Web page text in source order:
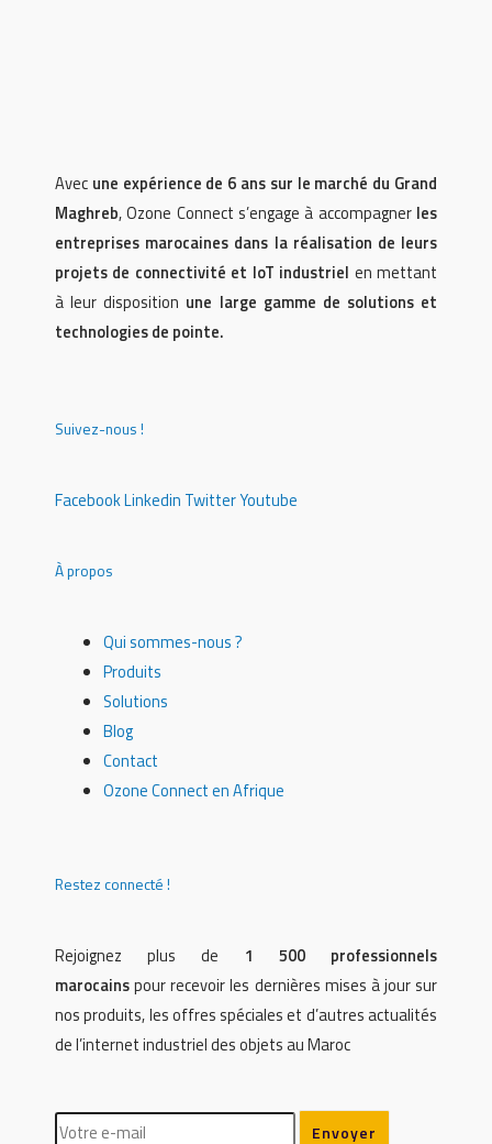
Avec une expérience de 6 ans sur le marché du Grand
Maghreb, Ozone Connect s’engage à accompagner les
entreprises marocaines dans la réalisation de leurs
projets de connectivité et IoT industriel en mettant
à leur disposition une large gamme de solutions et
technologies de pointe.
Suivez-nous !
FacebookLinkedin TwitterYoutube
À propos
Qui sommes-nous ?
Produits
Solutions
Blog
Contact
Ozone Connect en Afrique
Restez connecté !
Rejoignez plus de 1 500 professionnels
marocainspour recevoir les dernières mises à jour sur
nos produits, les offres spéciales et d’autres actualités
de l’internet industriel des objets au Maroc